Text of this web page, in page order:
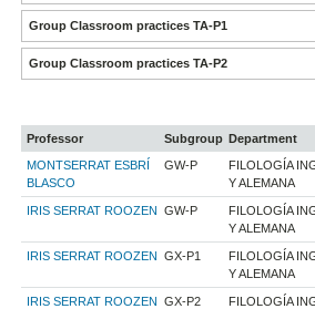
Group Classroom practices TA-P1
Group Classroom practices TA-P2
Professor Subgroup Department
MONTSERRAT ESBRÍ
BLASCO
GW-P
FILOLOGÍA
Y ALEMANA
IRIS SERRAT ROOZEN GW-P
FILOLOGÍA
Y ALEMANA
IRIS SERRAT ROOZEN GX-P1
FILOLOGÍA
Y ALEMANA
IRIS SERRAT ROOZEN GX-P2
FILOLOGÍA